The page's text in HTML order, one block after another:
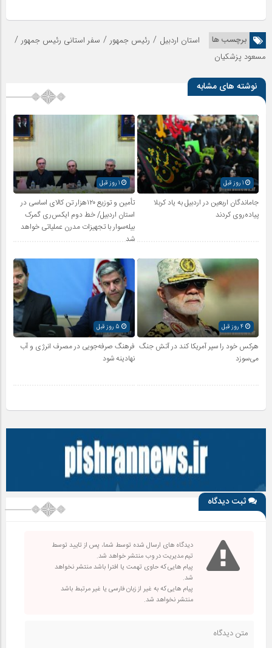
برچسب ها استان اردبیل / رئیس جمهور / سفر استانی رئیس جمهور /
مسعود پزشکیان
نوشته های مشابه
1 روز قبل
جاماندگان اربعین در اردبیل به یاد کربلا
پیاده‌روی کردند
تأمین و توزیع ۱۲۰هزار تن کالای اساسی در
استان اردبیل/ خط دوم ایکس‌ری گمرک
بیله‌سوار با تجهیزات مدرن عملیاتی خواهد
شد
4 روز قبل
هرکس خود را سپر آمریکا کند در آتش جنگ
می‌سوزد
فرهنگ صرفه‌جویی در مصرف انرژی و آب
نهادینه شود
ثبت دیدگاه
دیدگاه های ارسال شده توسط شما، پس از تایید توسط
تیم مدیریت در وب منتشر خواهد شد.
پیام هایی که حاوی تهمت یا افترا باشد منتشر نخواهد
شد.
پیام هایی که به غیر از زبان فارسی یا غیر مرتبط باشد
منتشر نخواهد شد.